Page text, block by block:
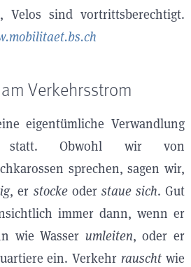
Velos sind vortrittsberechtigt.
Verkehrsstrom
eigentümliche Verwandlung
statt. Obwohl wir von
sprechen, sagen wir,
, er stockeoder staue sich. Gut
immer dann, wenn er
wie Wasser umleiten, oder er
ein. Verkehrrauscht wie